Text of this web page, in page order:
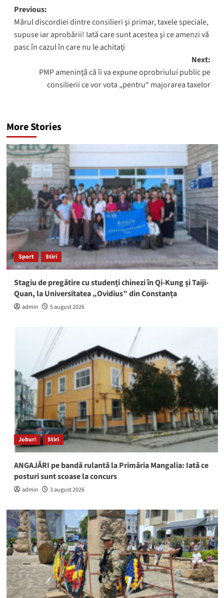
Post
navigation
Previous:
Mărul discordiei dintre consilieri şi primar, taxele speciale,
supuse iar aprobării! Iată care sunt acestea şi ce amenzi vă
pasc în cazul în care nu le achitaţi
Next:
PMP ameninţă că îi va expune oprobriului public pe
consilierii ce vor vota „pentru“ majorarea taxelor
More Stories
Sport Stiri
Stagiu de pregătire cu studenți chinezi în Qi-Kung și Taiji-
Quan, la Universitatea „Ovidius” din Constanța
admin 5 august 2026
Joburi Stiri
ANGAJĂRI pe bandă rulantă la Primăria Mangalia: Iată ce
posturi sunt scoase la concurs
admin 3 august 2026